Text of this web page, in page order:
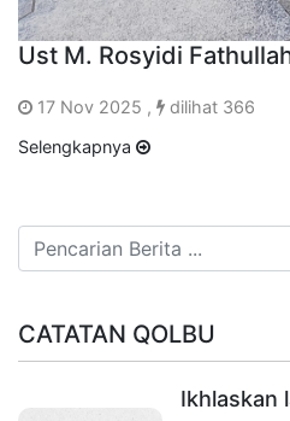
Ust M. Rosyidi
17 Nov 2025 ,
dilihat 366
Selengkapnya
CATATAN QOLBU
Ikhlaskan